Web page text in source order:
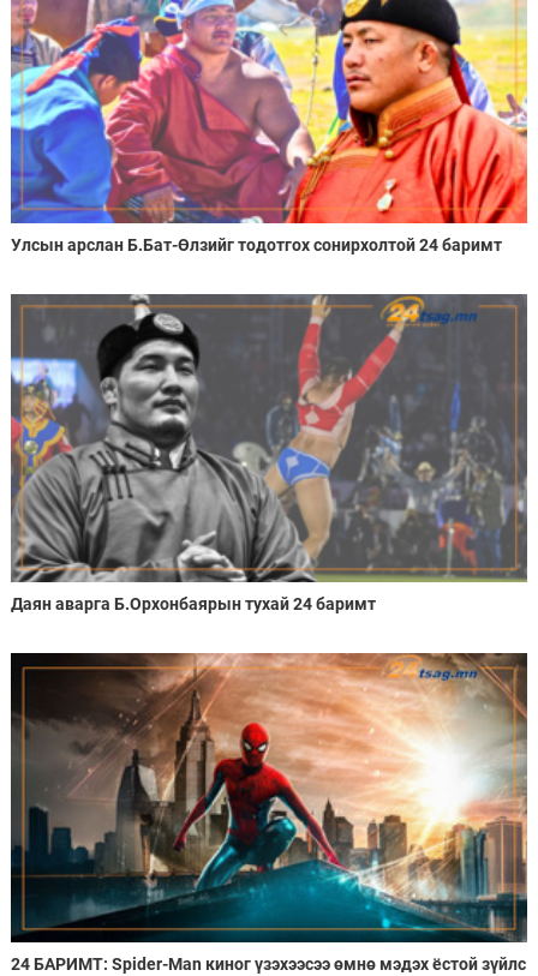
Улсын арслан Б.Бат-Өлзийг тодотгох сонирхолтой 24 баримт
Даян аварга Б.Орхонбаярын тухай 24 баримт
24 БАРИМТ: Spider-Man киног үзэхээсээ өмнө мэдэх ёстой зүйлс